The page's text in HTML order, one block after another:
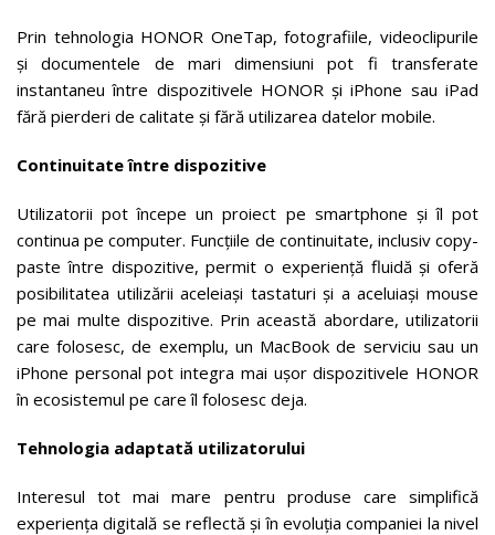
Prin tehnologia HONOR OneTap, fotografiile, videoclipurile
și documentele de mari dimensiuni pot fi transferate
instantaneu între dispozitivele HONOR și iPhone sau iPad
fără pierderi de calitate și fără utilizarea datelor mobile.
Continuitate între dispozitive
Utilizatorii pot începe un proiect pe smartphone și îl pot
continua pe computer. Funcțiile de continuitate, inclusiv copy-
paste între dispozitive, permit o experiență fluidă și oferă
posibilitatea utilizării aceleiași tastaturi și a aceluiași mouse
pe mai multe dispozitive. Prin această abordare, utilizatorii
care folosesc, de exemplu, un MacBook de serviciu sau un
iPhone personal pot integra mai ușor dispozitivele HONOR
în ecosistemul pe care îl folosesc deja.
Tehnologia adaptată utilizatorului
Interesul tot mai mare pentru produse care simplifică
experiența digitală se reflectă și în evoluția companiei la nivel